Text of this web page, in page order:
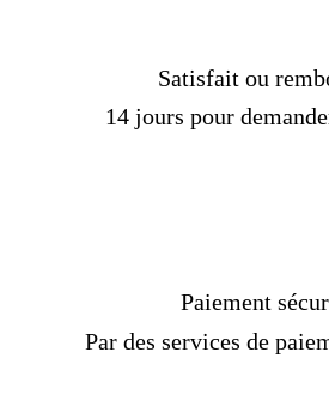
Satisfait ou
14 jours pour
Paiement
Par des services de